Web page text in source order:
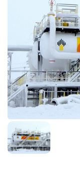
металлу
по
и эмали